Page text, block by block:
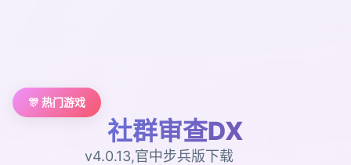
🎊 热门游戏
社群审查DX
v4.0.13,官中步兵版下载